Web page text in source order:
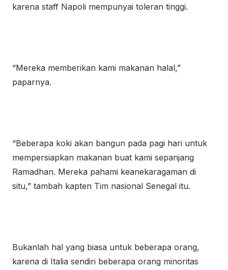
karena staff Napoli mempunyai toleran tinggi.
“Mereka memberikan kami makanan halal,”
paparnya.
“Beberapa koki akan bangun pada pagi hari untuk
mempersiapkan makanan buat kami sepanjang
Ramadhan. Mereka pahami keanekaragaman di
situ,” tambah kapten Tim nasional Senegal itu.
Bukanlah hal yang biasa untuk beberapa orang,
karena di Italia sendiri beberapa orang minoritas